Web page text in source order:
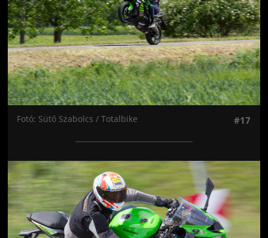
Fotó: Sütő Szabolcs / Totalbike #17
Jön még kép!